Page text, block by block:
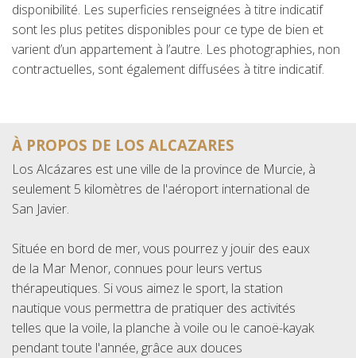
disponibilité. Les superficies renseignées à titre indicatif
sont les plus petites disponibles pour ce type de bien et
varient d’un appartement à l’autre. Les photographies, non
contractuelles, sont également diffusées à titre indicatif.
À PROPOS DE LOS ALCAZARES
Los Alcázares est une ville de la province de Murcie, à
seulement 5 kilomètres de l'aéroport international de
San Javier.
Située en bord de mer, vous pourrez y jouir des eaux
de la Mar Menor, connues pour leurs vertus
thérapeutiques. Si vous aimez le sport, la station
nautique vous permettra de pratiquer des activités
telles que la voile, la planche à voile ou le canoë-kayak
pendant toute l'année, grâce aux douces